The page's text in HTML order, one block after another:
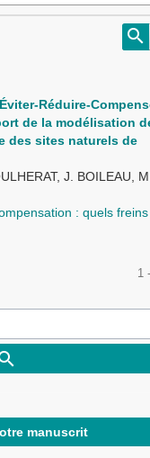
Réduire-
de la modélisation
des sites naturels de
J. BOILEAU,
: quels
1
manuscrit